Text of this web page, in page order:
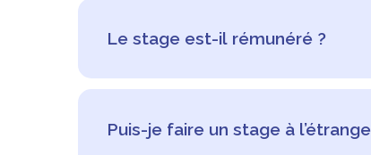
Commencez par explorer les offres
votre réseau personnel et professionnel
et postulez directement auprès des
grâce à nos entreprises partenaires.
Le stage est-il rémunéré ?
La gratification ou rémunération d’un
plus de deux mois (par exemple le
(par exemple le stage ouvrier ou
Puis-je faire un stage à